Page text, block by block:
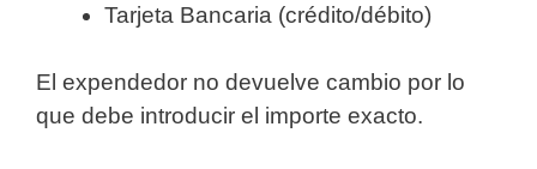
Tarjeta Bancaria (crédito/débito)
El expendedor no devuelve cambio por lo
que debe introducir el importe exacto.